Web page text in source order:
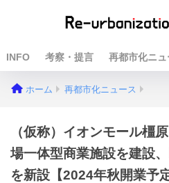
INFO 考察・提言 再都市化ニュ
ホーム 再都市化ニュース
（仮称）イオンモール橿
場一体型商業施設を建設
を新設【2024年秋開業予定